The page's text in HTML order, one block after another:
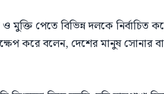
মুক্তি পেতে বিভিন্ন দলকে নির্বাচিত
করে বলেন, দেশের মানুষ সোনার